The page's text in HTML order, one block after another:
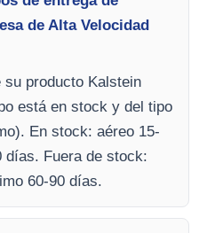
de Alta Velocidad
su producto Kalstein
está en stock y del tipo
En stock: aéreo 15-
días. Fuera de stock:
60-90 días.